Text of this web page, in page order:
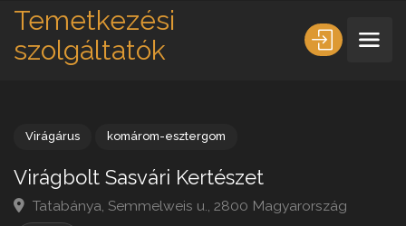
Temetkezési
szolgáltatók
Virágbolt Sasvári Kertészet